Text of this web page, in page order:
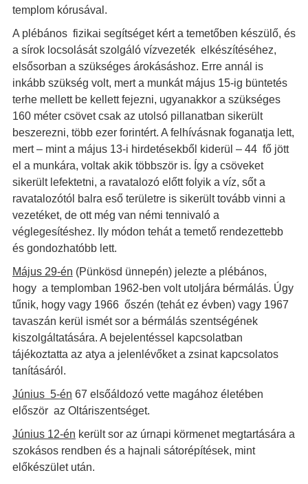
templom kórusával.
A plébános fizikai segítséget kért a temetőben készülő, és
a sírok locsolását szolgáló vízvezeték elkészítéséhez,
elsősorban a szükséges árokásáshoz. Erre annál is
inkább szükség volt, mert a munkát május 15-ig büntetés
terhe mellett be kellett fejezni, ugyanakkor a szükséges
160 méter csövet csak az utolsó pillanatban sikerült
beszerezni, több ezer forintért. A felhívásnak foganatja lett,
mert – mint a május 13-i hirdetésekből kiderül – 44 fő jött
el a munkára, voltak akik többször is. Így a csöveket
sikerült lefektetni, a ravatalozó előtt folyik a víz, sőt a
ravatalozótól balra eső területre is sikerült tovább vinni a
vezetéket, de ott még van némi tennivaló a
véglegesítéshez. Ily módon tehát a temető rendezettebb
és gondozhatóbb lett.
Május 29-én (Pünkösd ünnepén) jelezte a plébános,
hogy a templomban 1962-ben volt utoljára bérmálás. Úgy
tűnik, hogy vagy 1966 őszén (tehát ez évben) vagy 1967
tavaszán kerül ismét sor a bérmálás szentségének
kiszolgáltatására. A bejelentéssel kapcsolatban
tájékoztatta az atya a jelenlévőket a zsinat kapcsolatos
tanításáról.
Június 5-én 67 elsőáldozó vette magához életében
először az Oltáriszentséget.
Június 12-én került sor az úrnapi körmenet megtartására a
szokásos rendben és a hajnali sátorépítések, mint
előkészület után.